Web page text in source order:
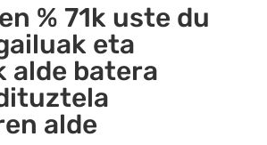
% 71k uste du
eta
alde batera
alde